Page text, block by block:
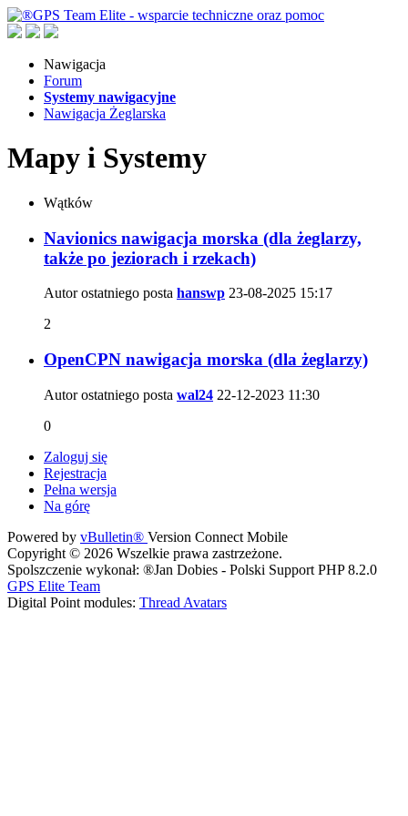
Nawigacja
Forum
Systemy nawigacyjne
Nawigacja Żeglarska
Mapy i Systemy
Wątków
Navionics nawigacja morska (dla żeglarzy,
także po jeziorach i rzekach)
Autor ostatniego posta hanswp 23-08-2025 15:17
2
OpenCPN nawigacja morska (dla żeglarzy)
Autor ostatniego posta wal24 22-12-2023 11:30
0
Zaloguj się
Rejestracja
Pełna wersja
Na górę
Powered by vBulletin® Version Connect Mobile
Copyright © 2026 Wszelkie prawa zastrzeżone.
Spolszczenie wykonał: ®Jan Dobies - Polski Support PHP 8.2.0
GPS Elite Team
Digital Point modules: Thread Avatars